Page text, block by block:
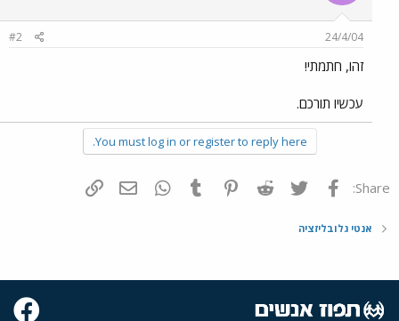
24/4/04
#2
זהו, חתמתי!
עכשיו תורכם.
You must log in or register to reply here.
Share: פייסבוק Twitter
Reddit
Pinterest
Tumblr
WhatsAppדואר אלקטרוני
אנטי גלובליזציה